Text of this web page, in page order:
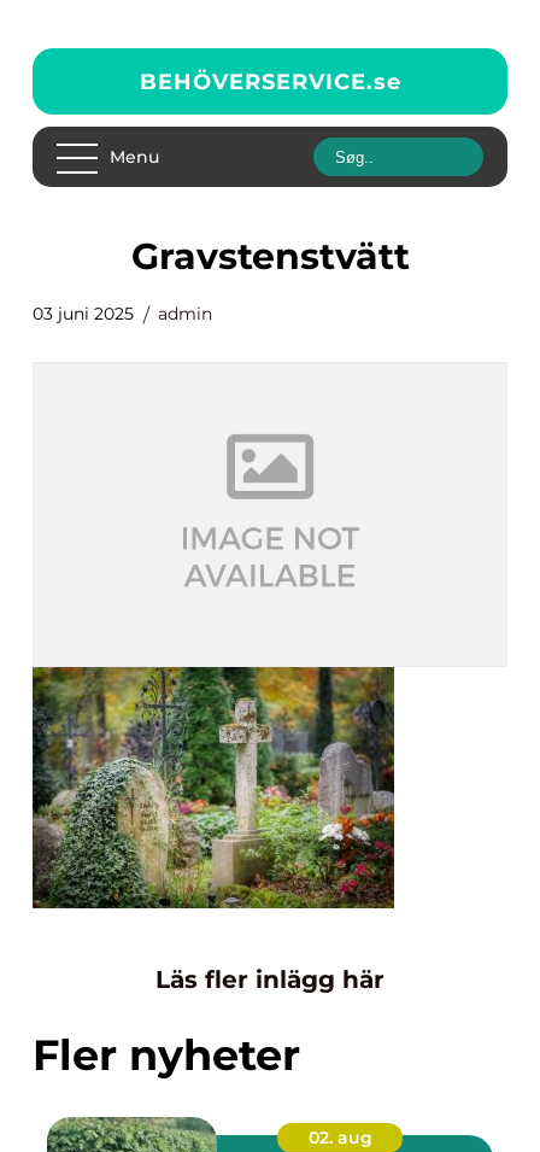
BEHÖVERSERVICE.se
Menu
gravstenstvätt
03 juni 2025 admin
Läs fler inlägg här
Fler nyheter
02. aug